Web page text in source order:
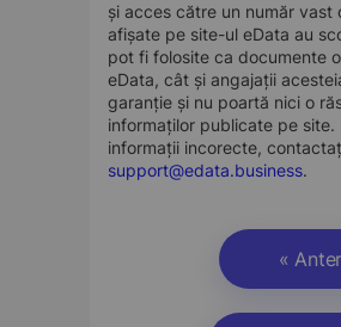
și acces către un număr vast
afișate pe site-ul eData au
pot fi folosite ca documente
eData, cât și angajații
garanție și nu poartă nici o
informaților publicate pe
informații incorecte,
support@edata.business.
«